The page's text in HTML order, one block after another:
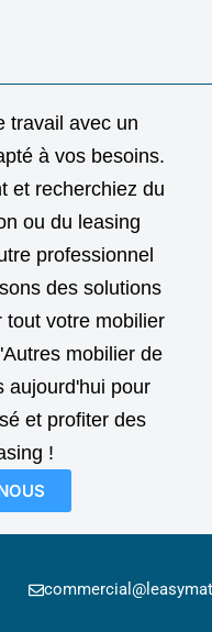
travail avec un
à vos besoins.
et recherchiez du
ou du leasing
professionnel
des solutions
tout votre mobilier
mobilier de
aujourd'hui pour
et profiter des
!